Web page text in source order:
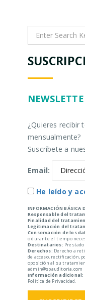
¿Quieres recibir
mensualmente?
Suscríbete a
Email:
He leído y
INFORMACIÓN BÁSICA
Responsable del
Finalidad del
Legitimación del
Conservación de los
o durante el tiempo
Destinatarios:
Derechos: Derecho a
de acceso, rectificación,
oposición al su
admin@spauditoria.com
Información adicional:
Política de Privacidad.